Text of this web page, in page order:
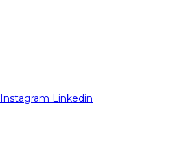
Instagram Linkedin